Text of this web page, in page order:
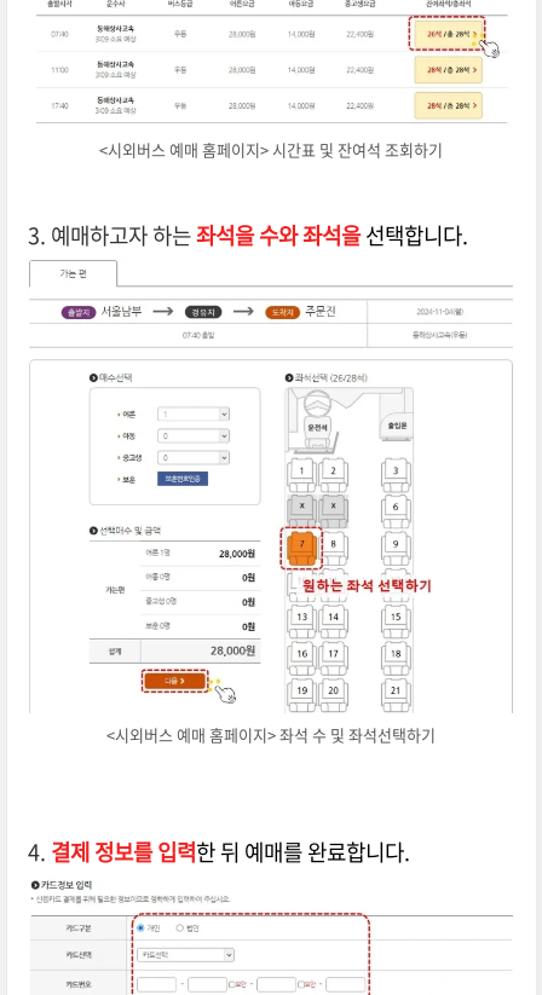
<시외버스 예매 홈페이지> 시간표 및 잔여석 조회하기
3. 예매하고자 하는좌석을 수와 좌석을선택합니다.
<시외버스 예매 홈페이지> 좌석 수 및 좌석선택하기
4. 결제 정보를 입력한 뒤 예매를 완료합니다.